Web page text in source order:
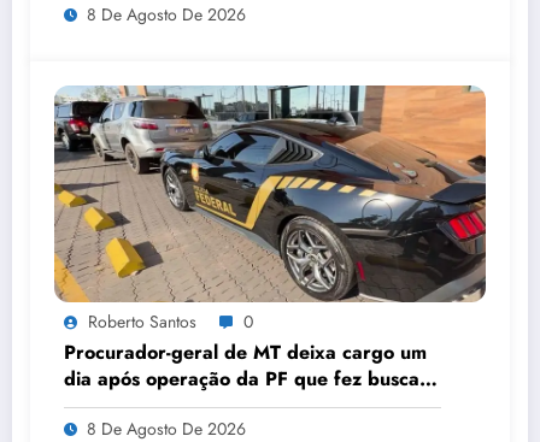
8 De Agosto De 2026
Roberto Santos 0
Procurador-geral de MT deixa cargo um
dia após operação da PF que fez buscas
na PGE
8 De Agosto De 2026